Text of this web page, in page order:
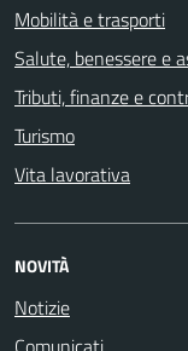
Mobilità e trasporti
Salute, benessere e
Tributi, finanze e
Turismo
Vita lavorativa
NOVITÀ
Notizie